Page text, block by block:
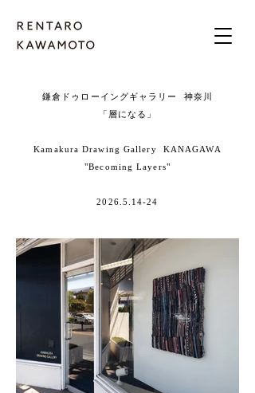
鎌倉ドゥローイングギャラリー 神奈川
「層になる」
Kamakura Drawing Gallery KANAGAWA
"BecomingLayers"
2026.5.14-24